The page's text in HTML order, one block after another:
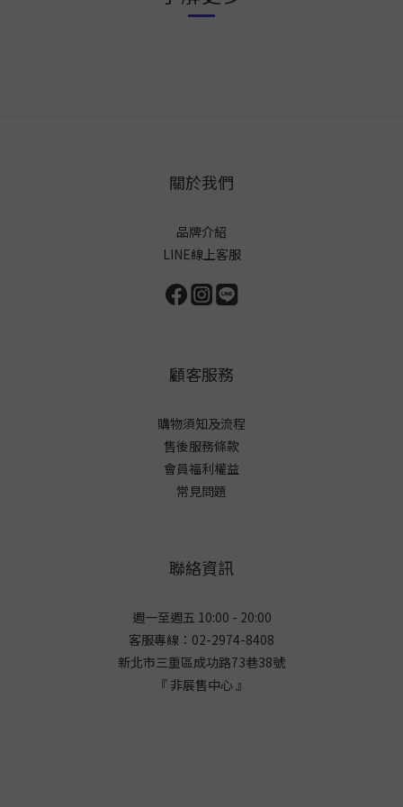
關於我們
品牌介紹
LINE線上客服
顧客服務
購物須知及流程
售後服務條款
會員福利權益
常見問題
聯絡資訊
週一至週五 10:00 - 20:00
客服專線：02-2974-8408
新北市三重區成功路73巷38號
『 非展售中心 』